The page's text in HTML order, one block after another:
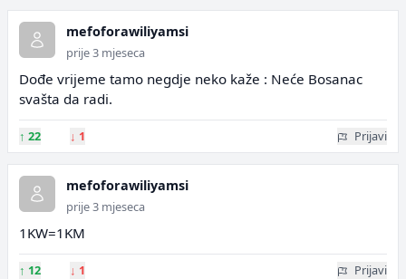
mefoforawiliyamsi
prije 3 mjeseca
Dođe vrijeme tamo negdje neko kaže : Neće Bosanac
svašta da radi.
↑ 22 ↓ 1 Prijavi
mefoforawiliyamsi
prije 3 mjeseca
1KW=1KM
↑ 12 ↓ 1 Prijavi